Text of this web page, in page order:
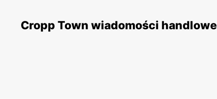
Cropp Town wiadomości handlowe